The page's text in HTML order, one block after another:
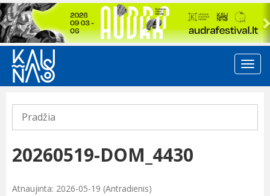
Previous
Pradžia
20260519-DOM_4430
Atnaujinta: 2026-05-19 (Antradienis)